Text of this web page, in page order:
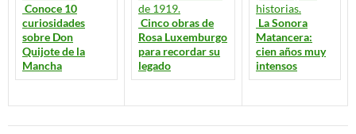
Conoce 10
curiosidades
sobre Don
Quijote de la
Mancha
Cinco obras de
Rosa Luxemburgo
para recordar su
legado
La Sonora
Matancera:
cien años muy
intensos